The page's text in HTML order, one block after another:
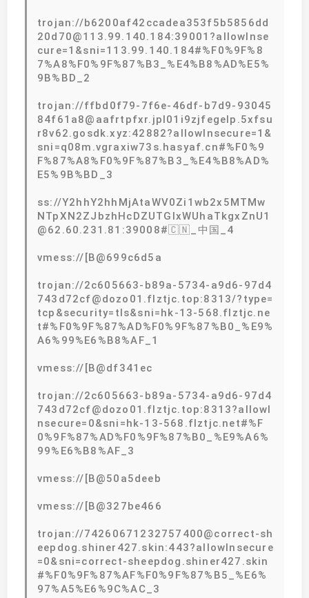
trojan://b6200af42ccadea353f5b5856dd
20d70@113.99.140.184:39001?allowInse
cure=1&sni=113.99.140.184#%F0%9F%8
7%A8%F0%9F%87%B3_%E4%B8%AD%E5%
9B%BD_2
trojan://ffbd0f79-7f6e-46df-b7d9-93045
84f61a8@aafrtpfxr.jpl01i9zjfegelp.5xfsu
r8v62.gosdk.xyz:42882?allowInsecure=1&
sni=q08m.vgraxiw73s.hasyaf.cn#%F0%9
F%87%A8%F0%9F%87%B3_%E4%B8%AD%
E5%9B%BD_3
ss://Y2hhY2hhMjAtaWV0Zi1wb2x5MTMw
NTpXN2ZJbzhHcDZUTGIxWUhaTkgxZnU1
@62.60.231.81:39008#🇨🇳_中国_4
vmess://[B@699c6d5a
trojan://2c605663-b89a-5734-a9d6-97d4
743d72cf@dozo01.flztjc.top:8313/?type=
tcp&security=tls&sni=hk-13-568.flztjc.ne
t#%F0%9F%87%AD%F0%9F%87%B0_%E9%
A6%99%E6%B8%AF_1
vmess://[B@df341ec
trojan://2c605663-b89a-5734-a9d6-97d4
743d72cf@dozo01.flztjc.top:8313?allowI
nsecure=0&sni=hk-13-568.flztjc.net#%F
0%9F%87%AD%F0%9F%87%B0_%E9%A6%
99%E6%B8%AF_3
vmess://[B@50a5deeb
vmess://[B@327be466
trojan://74260671232757400@correct-sh
eepdog.shiner427.skin:443?allowInsecure
=0&sni=correct-sheepdog.shiner427.skin
#%F0%9F%87%AF%F0%9F%87%B5_%E6%
97%A5%E6%9C%AC_3